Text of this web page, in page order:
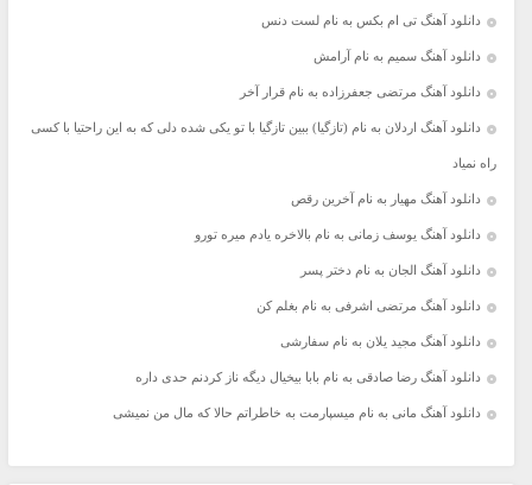
دانلود آهنگ تی ام بکس به نام لست دنس
دانلود آهنگ سمیم به نام آرامش
دانلود آهنگ مرتضی جعفرزاده به نام قرار آخر
دانلود آهنگ اردلان به نام (تازگیا) ببین تازگیا با تو یکی شده دلی که به این راحتیا با کسی
راه نمیاد
دانلود آهنگ مهیار به نام آخرین رقص
دانلود آهنگ یوسف زمانی به نام بالاخره یادم میره تورو
دانلود آهنگ الجان به نام دختر پسر
دانلود آهنگ مرتضی اشرفی به نام بغلم کن
دانلود آهنگ مجید یلان به نام سفارشی
دانلود آهنگ رضا صادقی به نام بابا بیخیال دیگه ناز کردنم حدی داره
دانلود آهنگ مانی به نام میسپارمت به خاطراتم حالا که مال من نمیشی